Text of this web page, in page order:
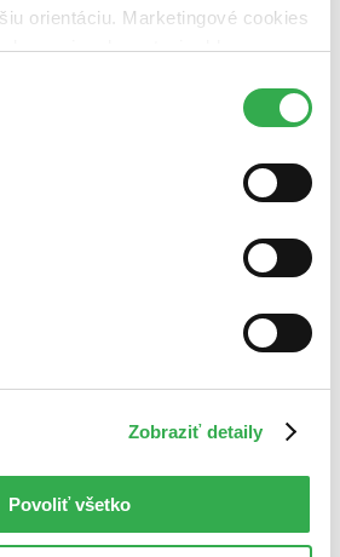
orientáciu. Marketingové cookies
relevantnej reklamy.
mohli používať všetky tieto
Zobraziť detaily
Povoliť všetko